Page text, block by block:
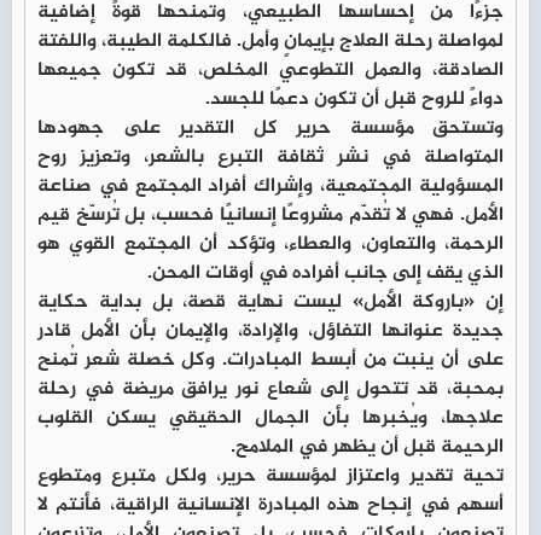
جزءًا من إحساسها الطبيعي، وتمنحها قوةً إضافية
لمواصلة رحلة العلاج بإيمانٍ وأمل. فالكلمة الطيبة، واللفتة
الصادقة، والعمل التطوعي المخلص، قد تكون جميعها
دواءً للروح قبل أن تكون دعمًا للجسد.
وتستحق مؤسسة حرير كل التقدير على جهودها
المتواصلة في نشر ثقافة التبرع بالشعر، وتعزيز روح
المسؤولية المجتمعية، وإشراك أفراد المجتمع في صناعة
الأمل. فهي لا تُقدّم مشروعًا إنسانيًا فحسب، بل تُرسّخ قيم
الرحمة، والتعاون، والعطاء، وتؤكد أن المجتمع القوي هو
الذي يقف إلى جانب أفراده في أوقات المحن.
إن «باروكة الأمل» ليست نهاية قصة، بل بداية حكاية
جديدة عنوانها التفاؤل، والإرادة، والإيمان بأن الأمل قادر
على أن ينبت من أبسط المبادرات. وكل خصلة شعر تُمنح
بمحبة، قد تتحول إلى شعاع نور يرافق مريضة في رحلة
علاجها، ويُخبرها بأن الجمال الحقيقي يسكن القلوب
الرحيمة قبل أن يظهر في الملامح.
تحية تقدير واعتزاز لمؤسسة حرير، ولكل متبرع ومتطوع
أسهم في إنجاح هذه المبادرة الإنسانية الراقية، فأنتم لا